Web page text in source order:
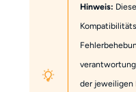
Hinweis:
der jeweiligen